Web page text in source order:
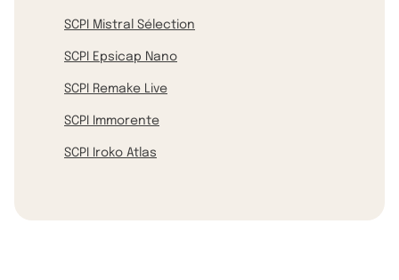
SCPI Mistral Sélection
SCPI Epsicap Nano
SCPI Remake Live
SCPI Immorente
SCPI Iroko Atlas